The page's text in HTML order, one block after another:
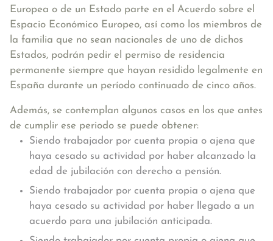
Europea o de un Estado parte en el Acuerdo sobre el
Espacio Económico Europeo, así como los miembros de
la familia que no sean nacionales de uno de dichos
Estados, podrán pedir el permiso de residencia
permanente siempre que hayan residido legalmente en
España durante un período continuado de cinco años.
Además, se contemplan algunos casos en los que antes
de cumplir ese periodo se puede obtener:
Siendo trabajador por cuenta propia o ajena que
haya cesado su actividad por haber alcanzado la
edad de jubilación con derecho a pensión.
Siendo trabajador por cuenta propia o ajena que
haya cesado su actividad por haber llegado a un
acuerdo para una jubilación anticipada.